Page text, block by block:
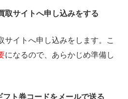
取サイトへ申し込みをする
サイトへ申し込みをします。こ
になるので、あらかじめ準備し
フト券コードをメールで送る